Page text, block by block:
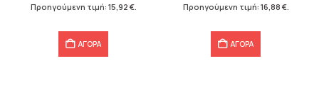
Προηγούμενη τιμή: 15,92 €.
ΑΓΟΡΑ
Προηγούμενη τιμή: 16,88 €.
ΑΓΟΡΑ